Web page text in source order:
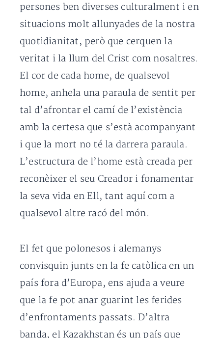
persones ben diverses culturalment i en
situacions molt allunyades de la nostra
quotidianitat, però que cerquen la
veritat i la llum del Crist com nosaltres.
El cor de cada home, de qualsevol
home, anhela una paraula de sentit per
tal d’afrontar el camí de l’existència
amb la certesa que s’està acompanyant
i que la mort no té la darrera paraula.
L’estructura de l’home està creada per
reconèixer el seu Creador i fonamentar
la seva vida en Ell, tant aquí com a
qualsevol altre racó del món.
El fet que polonesos i alemanys
convisquin junts en la fe catòlica en un
país fora d’Europa, ens ajuda a veure
que la fe pot anar guarint les ferides
d’enfrontaments passats. D’altra
banda, el Kazakhstan és un país que